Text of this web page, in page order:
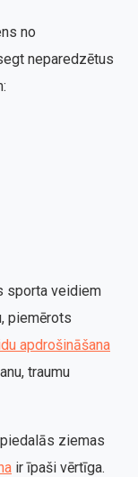
no
neparedzētus
sporta veidiem
piemērots
apdrošināšana
traumu
ziemas
ir īpaši vērtīga.